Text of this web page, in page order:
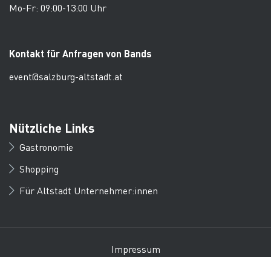
Mo-Fr: 09:00-13:00 Uhr
Kontakt für Anfragen von Bands
event@salzburg-altstadt.at
Nützliche Links
Gastronomie
Shopping
Für Altstadt Unternehmer:innen
Impressum